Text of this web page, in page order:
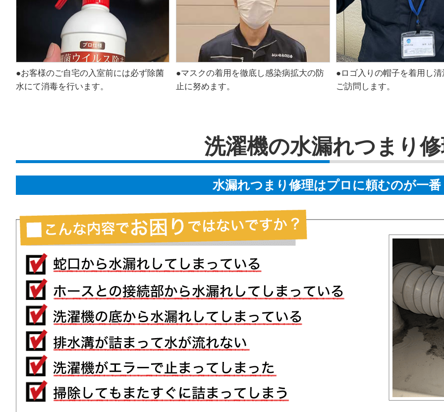
●お客様のご自宅の入室前には必ず除菌
水にて消毒を行います。
●マスクの着用を徹底し感染病拡大の防
止に努めます。
●ロゴ入りの帽子を着用し
ご訪問します。
洗濯機の水漏れつまり
水漏れつまり修理はプロに頼むのが一番